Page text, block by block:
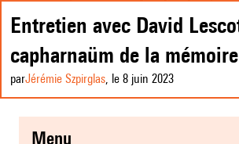
Entretien avec David Lescot. Le
capharnaüm de la mémoire
parJérémie Szpirglas, le 8 juin 2023
menu